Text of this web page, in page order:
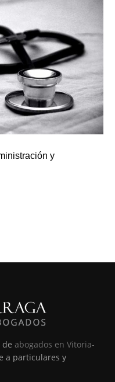
y
deabogados en Vitoria-
a particulares y